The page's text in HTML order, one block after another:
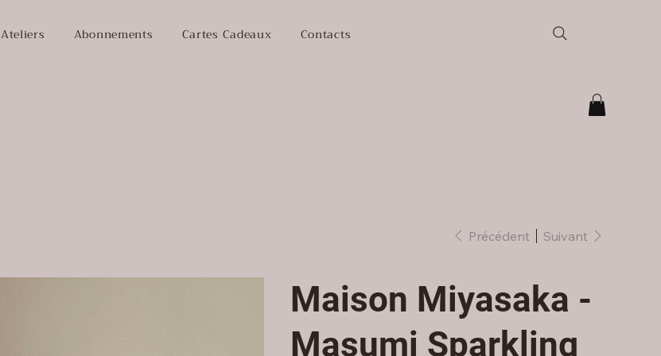
Ateliers Abonnements Cartes Cadeaux Contacts
Précédent Suivant
Maison Miyasaka -
Masumi Sparkling